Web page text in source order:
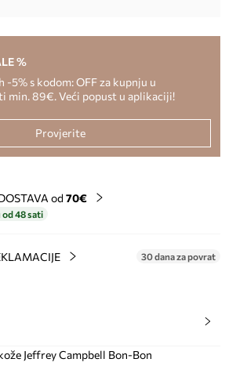
%
-5% s kodom: OFF za kupnju u
min. 89€. Veći popust u aplikaciji!
Provjerite
od 70€
od 48 sati
30 dana za povrat
Jeffrey Campbell Bon-Bon